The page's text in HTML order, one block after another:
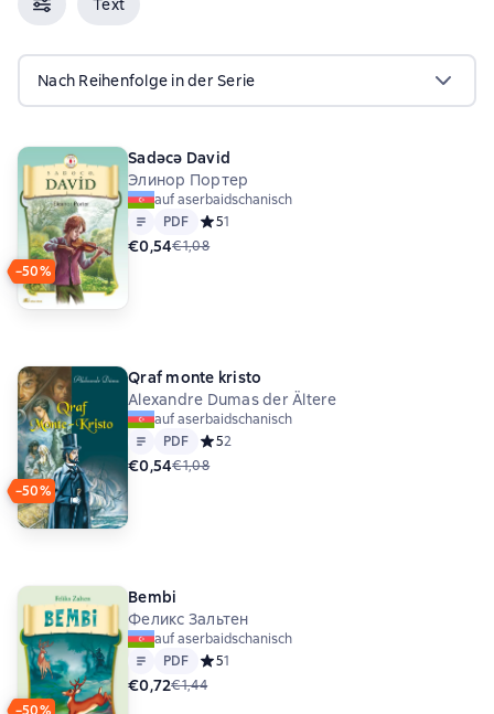
Text
Nach Reihenfolge in der Serie
−50%
Sadəcə David
Элинор Портер
auf aserbaidschanisch
Text
PDF
PDF Средний рейтинг 5 на основе 1 оценок
51
€0,54€1,08
−50%
Qraf monte kristo
Alexandre Dumas der Ältere
auf aserbaidschanisch
Text
PDF
PDF Средний рейтинг 5 на основе 2 оценок
52
€0,54€1,08
Bembi
Феликс Зальтен
auf aserbaidschanisch
Text
PDF
PDF Средний рейтинг 5 на основе 1 оценок
51
€0,72€1,44